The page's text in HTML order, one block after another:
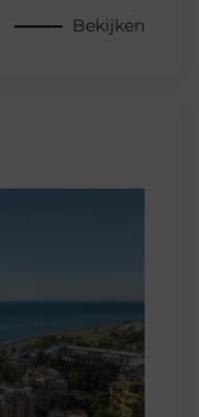
Bekijken